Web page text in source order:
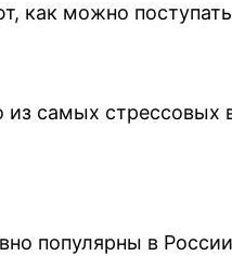
как можно
самых стрессовых
популярны в